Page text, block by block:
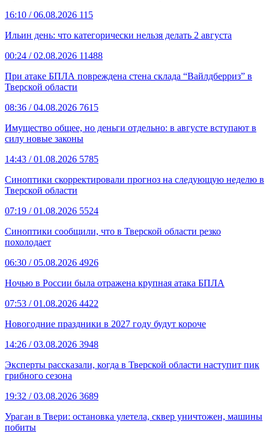
16:10 / 06.08.2026 115
Ильин день: что категорически нельзя делать 2 августа
00:24 / 02.08.2026 11488
При атаке БПЛА повреждена стена склада “Вайлдберриз” в
Тверской области
08:36 / 04.08.2026 7615
Имущество общее, но деньги отдельно: в августе вступают в
силу новые законы
14:43 / 01.08.2026 5785
Синоптики скорректировали прогноз на следующую неделю в
Тверской области
07:19 / 01.08.2026 5524
Синоптики сообщили, что в Тверской области резко
похолодает
06:30 / 05.08.2026 4926
Ночью в России была отражена крупная атака БПЛА
07:53 / 01.08.2026 4422
Новогодние праздники в 2027 году будут короче
14:26 / 03.08.2026 3948
Эксперты рассказали, когда в Тверской области наступит пик
грибного сезона
19:32 / 03.08.2026 3689
Ураган в Твери: остановка улетела, сквер уничтожен, машины
побиты